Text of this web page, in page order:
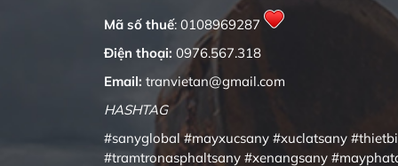
Mã số thuế: 0108969287
Điện thoại: 0976.567.318
Email: tranvietan@gmail.com
HASHTAG
#sanyglobal #mayxucsany #xuclatsany
#tramtronasphaltsany #xenangsany